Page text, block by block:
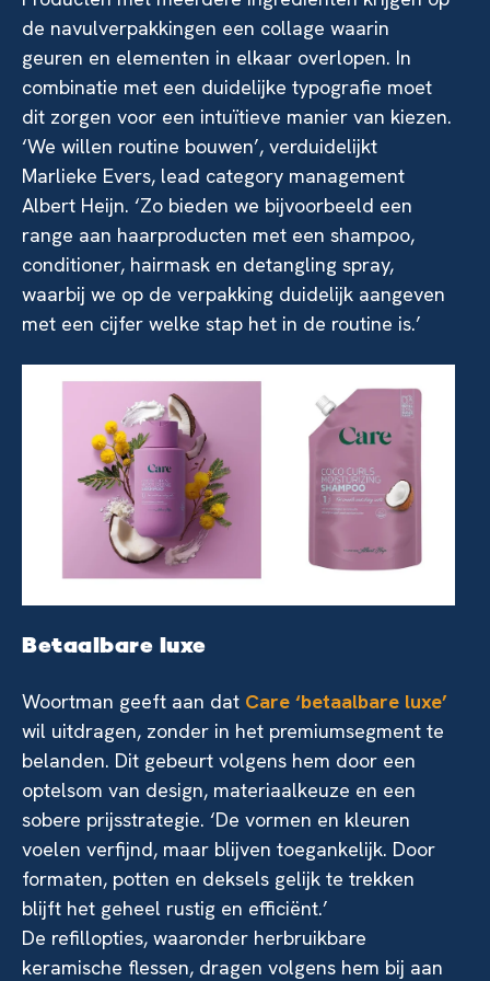
de navulverpakkingen een collage waarin
geuren en elementen in elkaar overlopen. In
combinatie met een duidelijke typografie moet
dit zorgen voor een intuïtieve manier van kiezen.
‘We willen routine bouwen’, verduidelijkt
Marlieke Evers, lead category management
Albert Heijn. ‘Zo bieden we bijvoorbeeld een
range aan haarproducten met een shampoo,
conditioner, hairmask en detangling spray,
waarbij we op de verpakking duidelijk aangeven
met een cijfer welke stap het in de routine is.’
Betaalbare luxe
Woortman geeft aan dat Care ‘betaalbare luxe’
wil uitdragen, zonder in het premiumsegment te
belanden. Dit gebeurt volgens hem door een
optelsom van design, materiaalkeuze en een
sobere prijsstrategie. ‘De vormen en kleuren
voelen verfijnd, maar blijven toegankelijk. Door
formaten, potten en deksels gelijk te trekken
blijft het geheel rustig en efficiënt.’
De refillopties, waaronder herbruikbare
keramische flessen, dragen volgens hem bij aan